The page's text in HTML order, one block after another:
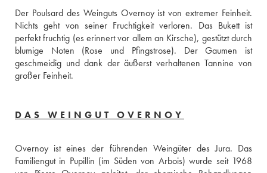
Der Poulsard des Weinguts Overnoy ist von extremer Feinheit.
Nichts geht von seiner Fruchtigkeit verloren. Das Bukett ist
perfekt fruchtig (es erinnert vor allem an Kirsche), gestützt durch
blumige Noten (Rose und Pfingstrose). Der Gaumen ist
geschmeidig und dank der äußerst verhaltenen Tannine von
großer Feinheit.
DAS WEINGUT OVERNOY
Overnoy ist eines der führenden Weingüter des Jura. Das
Familiengut in Pupillin (im Süden von Arbois) wurde seit 1968